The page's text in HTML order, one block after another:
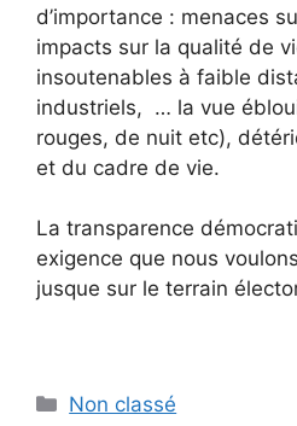
d’importance : menaces
impacts sur la qualité de
insoutenables à faible
industriels, … la vue
rouges, de nuit etc),
et du cadre de vie.
La transparence
exigence que nous
jusque sur le terrain
Catégories
Non classé